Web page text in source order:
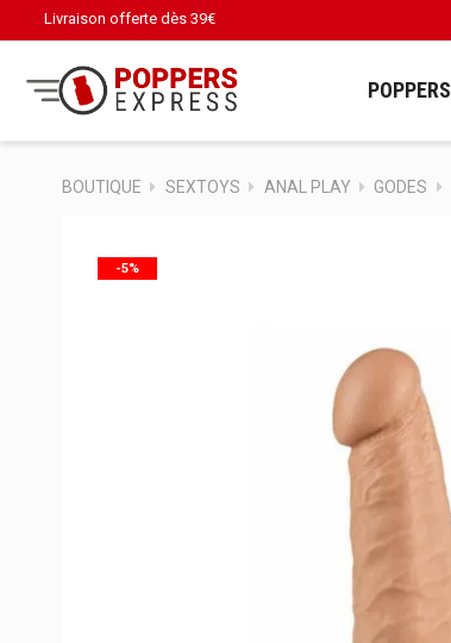
Livraison offerte dès 39€
POPPERS
BOUTIQUE SEXTOYS ANAL PLAY GODES
-5%